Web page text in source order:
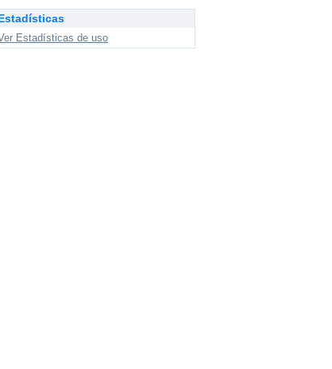
Estadísticas de uso